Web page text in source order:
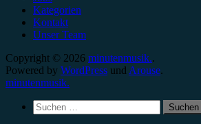
Kategorien
Kontakt
Unser Team
Copyright © 2026 minutenmusik..
Powered by WordPress und Arouse.
minutenmusik.
Suchen
nach: